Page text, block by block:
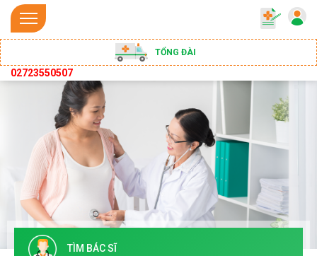
TỔNG ĐÀI
02723550507
TÌM BÁC SĨ